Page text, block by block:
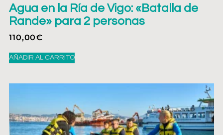
Agua en la Ría de Vigo: «Batalla de
Rande» para 2 personas
110,00€
AÑADIR AL CARRITO